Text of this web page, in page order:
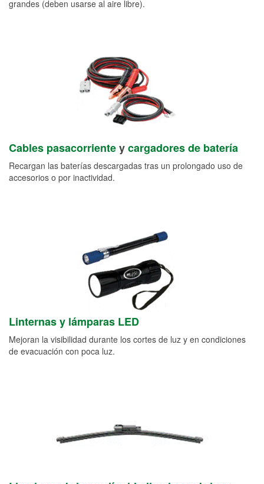
grandes (deben usarse al aire libre).
Cables pasacorrienteycargadores de batería
Recargan las baterías descargadas tras un prolongado uso de
accesorios o por inactividad.
Linternas y lámparas LED
Mejoran la visibilidad durante los cortes de luz y en condiciones
de evacuación con poca luz.